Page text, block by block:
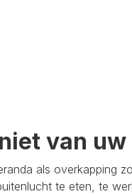
van
als overkapping
te eten, te